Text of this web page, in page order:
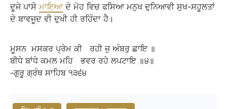
ਦੂਜੇ ਪਾਸੇ ਮਾਇਆਦੇ ਮੋਹ ਵਿਚ ਫਸਿਆ ਮਨੁਖ ਦੁਨਿਆਵੀ ਸੁਖ-ਸਹੂਲਤਾਂ
ਦੇ ਬਾਵਜੂਦ ਵੀ ਦੁਖੀ ਹੀ ਰਹਿੰਦਾ ਹੈ।
ਮੂਸਨ ਮਸਕਰ ਪ੍ਰੇਮ ਕੀ ਰਹੀ ਜੁ ਅੰਬਰੁ ਛਾਇ ॥
ਬੀਧੇ ਬਾਂਧੇ ਕਮਲ ਮਹਿ ਭਵਰ ਰਹੇ ਲਪਟਾਇ ॥੪॥
-ਗੁਰੂ ਗ੍ਰੰਥ ਸਾਹਿਬ ੧੩੬੪